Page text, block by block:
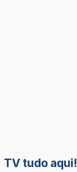
TV tudo aqui!